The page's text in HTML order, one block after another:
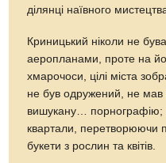
ділянці наївного
Криницький ніколи не
аеропланами, проте на
хмарочоси, цілі міста
не був одружений, не мав
вишукану… порнографію;
квартали, перетворюючи
букети з рослин та квітів.